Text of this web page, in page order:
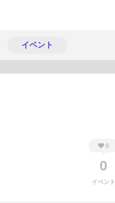
イベント
0
0
イベント